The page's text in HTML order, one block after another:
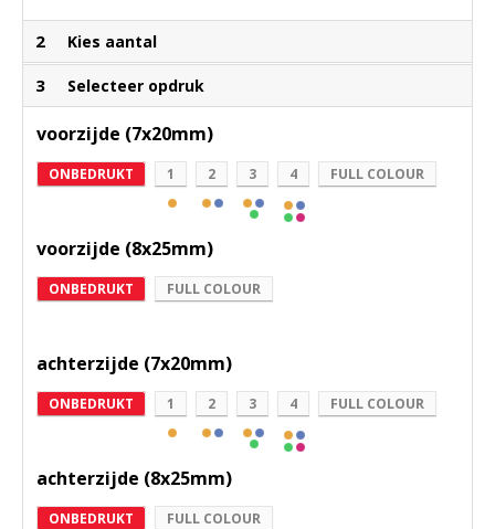
2 Kies aantal
3 Selecteer opdruk
voorzijde (7x20mm)
ONBEDRUKT 1 2 3 4 FULL COLOUR
voorzijde (8x25mm)
ONBEDRUKT FULL COLOUR
achterzijde (7x20mm)
ONBEDRUKT 1 2 3 4 FULL COLOUR
achterzijde (8x25mm)
ONBEDRUKT FULL COLOUR